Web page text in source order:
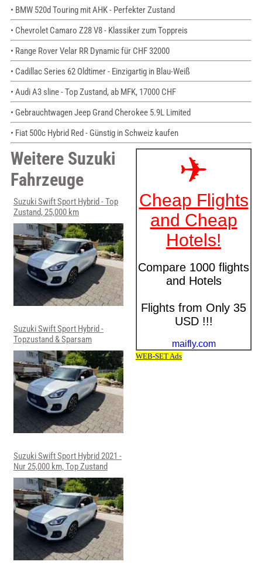
• BMW 520d Touring mit AHK - Perfekter Zustand
• Chevrolet Camaro Z28 V8 - Klassiker zum Toppreis
• Range Rover Velar RR Dynamic für CHF 32000
• Cadillac Series 62 Oldtimer - Einzigartig in Blau-Weiß
• Audi A3 sline - Top Zustand, ab MFK, 17000 CHF
• Gebrauchtwagen Jeep Grand Cherokee 5.9L Limited
• Fiat 500c Hybrid Red - Günstig in Schweiz kaufen
Weitere Suzuki
Fahrzeuge
Suzuki Swift Sport Hybrid - Top
Zustand, 25,000 km
Suzuki Swift Sport Hybrid -
Topzustand & Sparsam
Suzuki Swift Sport Hybrid 2021 -
Nur 25,000 km, Top Zustand